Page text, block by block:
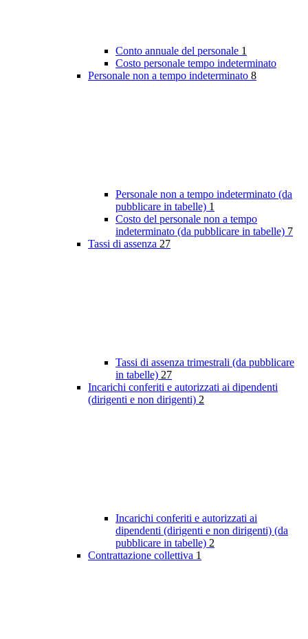
Conto annuale del personale 1
Costo personale tempo indeterminato
Personale non a tempo indeterminato 8
Personale non a tempo indeterminato (da
pubblicare in tabelle) 1
Costo del personale non a tempo
indeterminato (da pubblicare in tabelle) 7
Tassi di assenza 27
Tassi di assenza trimestrali (da pubblicare
in tabelle) 27
Incarichi conferiti e autorizzati ai dipendenti
(dirigenti e non dirigenti) 2
Incarichi conferiti e autorizzati ai
dipendenti (dirigenti e non dirigenti) (da
pubblicare in tabelle) 2
Contrattazione collettiva 1